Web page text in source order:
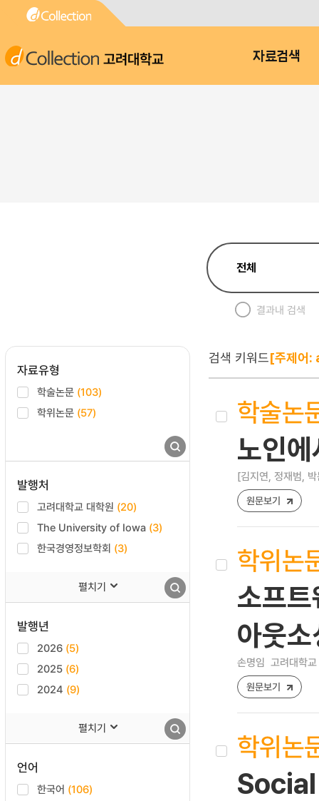
고려대학교 자료검색
결과내 검색
자료유형
학술논문 (103)
학위논문 (57)
발행처
고려대학교 대학원 (20)
The University of Iowa (3)
한국경영정보학회 (3)
펼치기
발행년
2026 (5)
2025 (6)
2024 (9)
펼치기
언어
한국어 (106)
검색 키워드[주제어
학술논
노인
[김지연, 정재범,
원문보기
학위논
소프
아웃
손명임 고려대학
원문보기
학위논